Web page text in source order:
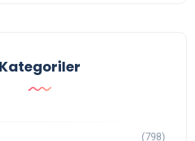
Kategoriler
(798)